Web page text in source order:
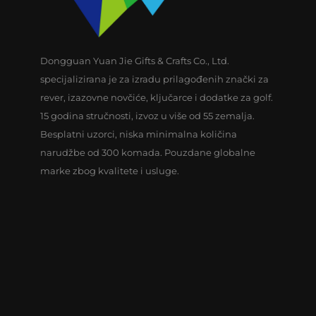
Dongguan Yuan Jie Gifts & Crafts Co., Ltd.
specijalizirana je za izradu prilagođenih znački za
rever, izazovne novčiće, ključarce i dodatke za golf.
15 godina stručnosti, izvoz u više od 55 zemalja.
Besplatni uzorci, niska minimalna količina
narudžbe od 300 komada. Pouzdane globalne
marke zbog kvalitete i usluge.